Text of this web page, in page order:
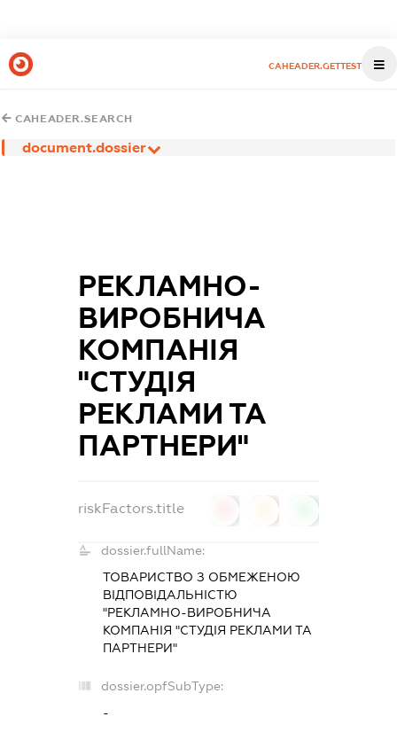
CAHEADER.GETTEST
CAHEADER.SEARCH
document.dossier
РЕКЛАМНО-
ВИРОБНИЧА
КОМПАНІЯ
"СТУДІЯ
РЕКЛАМИ ТА
ПАРТНЕРИ"
riskFactors.title
dossier.fullName:
ТОВАРИСТВО З ОБМЕЖЕНОЮ
ВІДПОВІДАЛЬНІСТЮ
"РЕКЛАМНО-ВИРОБНИЧА
КОМПАНІЯ "СТУДІЯ РЕКЛАМИ ТА
ПАРТНЕРИ"
dossier.opfSubType:
-